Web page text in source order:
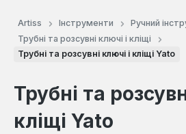
Artiss Інструменти
Ручний
Трубні та розсувні ключі і кліщі
Трубні та розсувні ключі і кліщі Yato
Трубні та
кліщі Yato